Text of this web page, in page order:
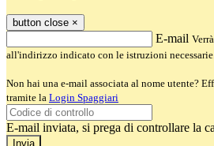
button close ×
E-mail
all'indirizzo indicato con le istruzioni
Non hai una e-mail associata al nome utente?
tramite la Login Spaggiari
E-mail inviata, si prega di controllare la